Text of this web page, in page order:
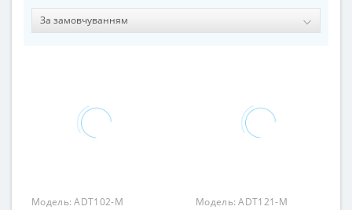
Модель:ADT102-M Модель:ADT121-M